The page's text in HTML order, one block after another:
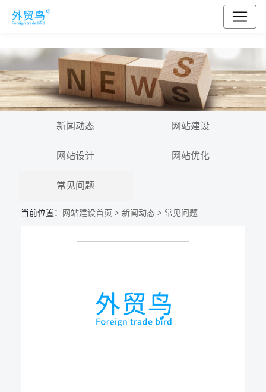
新闻动态 网站建设
网站设计 网站优化
常见问题
当前位置： 网站建设首页 > 新闻动态 > 常见问题